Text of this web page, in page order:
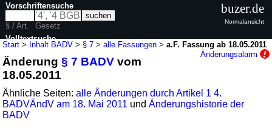
Start > Inhalt BADV > § 7 >alle Fassungen >a.F. Fassung ab 18.05.2011
Änderungsalarm
Änderung§ 7 BADV vom
18.05.2011
Ähnliche Seiten:alle Änderungen durch Artikel 1 4.
BADVÄndV am 18. Mai 2011 undÄnderungshistorie der
BADV
Vorschriftensuche
§ / Art.
Gesetz
Volltextsuche
nur in BADV
buzer.de
Normalansicht